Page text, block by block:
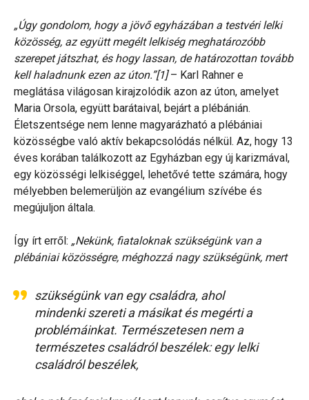
„Úgy gondolom, hogy a jövő egyházában a testvéri lelki
közösség, az együtt megélt lelkiség meghatározóbb
szerepet játszhat, és hogy lassan, de határozottan tovább
kell haladnunk ezen az úton.”[1]– Karl Rahner e
meglátása világosan kirajzolódik azon az úton, amelyet
Maria Orsola, együtt barátaival, bejárt a plébánián.
Életszentsége nem lenne magyarázható a plébániai
közösségbe való aktív bekapcsolódás nélkül. Az, hogy 13
éves korában találkozott az Egyházban egy új karizmával,
egy közösségi lelkiséggel, lehetővé tette számára, hogy
mélyebben belemerüljön az evangélium szívébe és
megújuljon általa.
Így írt erről: „Nekünk, fiataloknak szükségünk van a
plébániai közösségre, méghozzá nagy szükségünk, mert
szükségünk van egy családra, ahol
mindenki szereti a másikat és megérti a
problémáinkat. Természetesen nem a
természetes családról beszélek: egy lelki
családról beszélek,